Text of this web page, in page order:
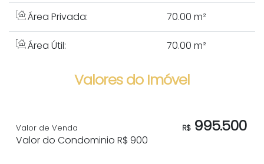
Área Privada: 70.00 m²
Área Útil: 70.00 m²
Valores do Imóvel
R$995.500
Valor de Venda
Valor do Condominio R$ 900